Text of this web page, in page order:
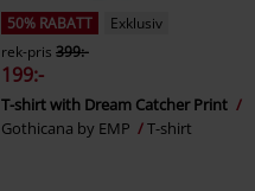
50% RABATT
Exklusiv
rek-pris 399:-
199:-
T-shirt with Dream Catcher Print
Gothicana by EMP
T-shirt